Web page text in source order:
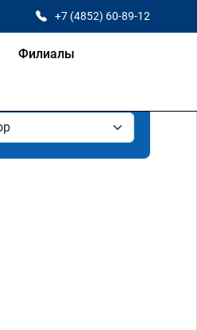
+7 (4852) 60-89-12
Филиалы